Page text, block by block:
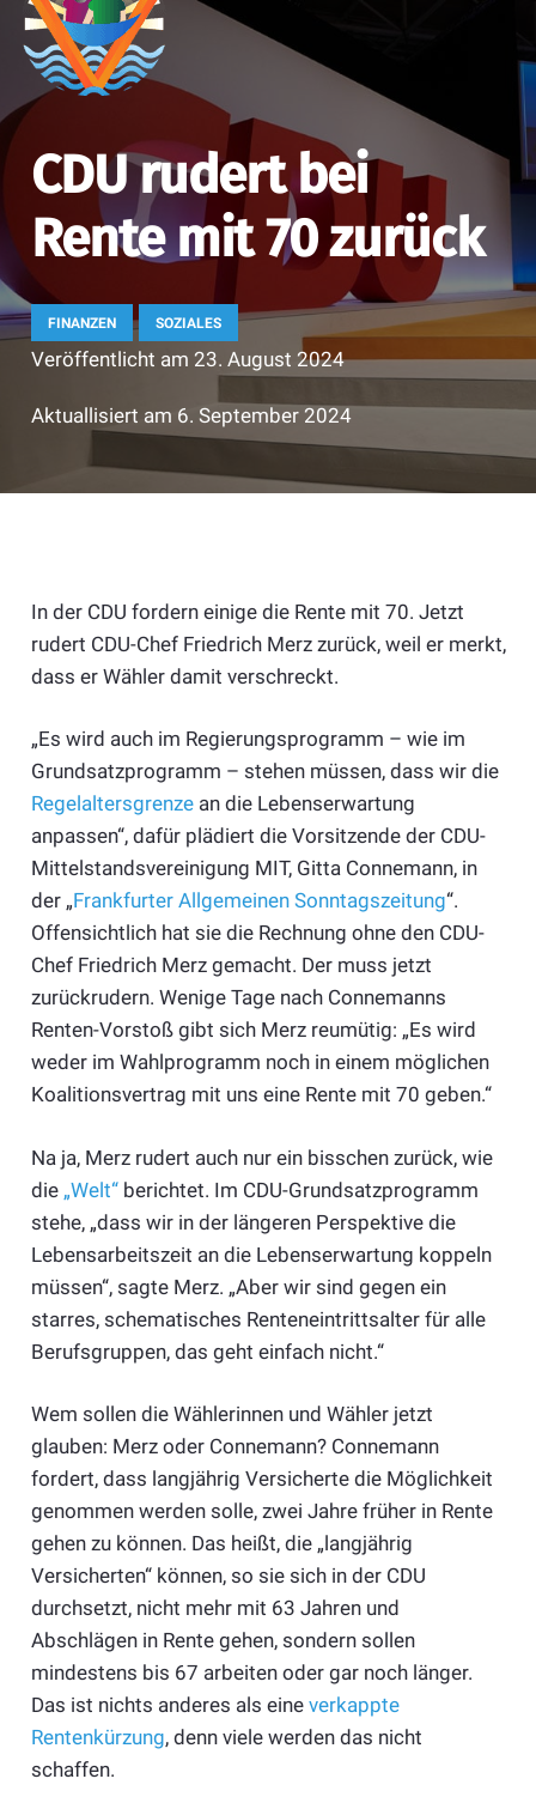
CDU rudert bei
Rente mit 70 zurück
FINANZEN SOZIALES
Veröffentlicht am 23. August 2024
Aktuallisiert am 6. September 2024
In der CDU fordern einige die Rente mit 70. Jetzt
rudert CDU-Chef Friedrich Merz zurück, weil er merkt,
dass er Wähler damit verschreckt.
„Es wird auch im Regierungsprogramm – wie im
Grundsatzprogramm – stehen müssen, dass wir die
Regelaltersgrenzean die Lebenserwartung
anpassen“, dafür plädiert die Vorsitzende der CDU-
Mittelstandsvereinigung MIT, Gitta Connemann, in
der „Frankfurter Allgemeinen Sonntagszeitung“.
Offensichtlich hat sie die Rechnung ohne den CDU-
Chef Friedrich Merz gemacht. Der muss jetzt
zurückrudern. Wenige Tage nach Connemanns
Renten-Vorstoß gibt sich Merz reumütig: „Es wird
weder im Wahlprogramm noch in einem möglichen
Koalitionsvertrag mit uns eine Rente mit 70 geben.“
Na ja, Merz rudert auch nur ein bisschen zurück, wie
die „Welt“berichtet. Im CDU-Grundsatzprogramm
stehe, „dass wir in der längeren Perspektive die
Lebensarbeitszeit an die Lebenserwartung koppeln
müssen“, sagte Merz. „Aber wir sind gegen ein
starres, schematisches Renteneintrittsalter für alle
Berufsgruppen, das geht einfach nicht.“
Wem sollen die Wählerinnen und Wähler jetzt
glauben: Merz oder Connemann? Connemann
fordert, dass langjährig Versicherte die Möglichkeit
genommen werden solle, zwei Jahre früher in Rente
gehen zu können. Das heißt, die „langjährig
Versicherten“ können, so sie sich in der CDU
durchsetzt, nicht mehr mit 63 Jahren und
Abschlägen in Rente gehen, sondern sollen
mindestens bis 67 arbeiten oder gar noch länger.
Das ist nichts anderes als eine verkappte
Rentenkürzung, denn viele werden das nicht
schaffen.